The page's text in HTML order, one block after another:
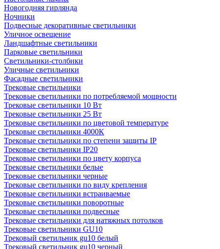
Новогодняя гирлянда
Ночники
Подвесные декоративные светильники
Уличное освещение
Ландшафтные светильники
Парковые светильники
Светильники-столбики
Уличные светильники
Фасадные светильники
Трековые светильники
Трековые светильники по потребляемой мощности
Трековые светильники 10 Вт
Трековые светильники 25 Вт
Трековые светильники по цветовой температуре
Трековые светильники 4000К
Трековые светильники по степени защиты IP
Трековые светильники IP20
Трековые светильники по цвету корпуса
Трековые светильники белые
Трековые светильники черные
Трековые светильники по виду крепления
Трековые светильники встраиваемые
Трековые светильники поворотные
Трековые светильники подвесные
Трековые светильники для натяжных потолков
Трековые светильники GU10
Трековый светильник gu10 белый
Трековый светильник gu10 черный